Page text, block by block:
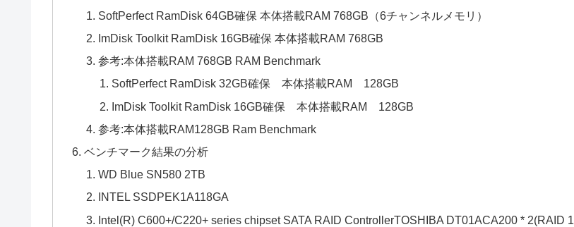
SoftPerfect RamDisk 64GB確保 本体搭載RAM 768GB（6チャンネルメモリ）
ImDisk Toolkit RamDisk 16GB確保 本体搭載RAM 768GB
参考:本体搭載RAM 768GB RAM Benchmark
SoftPerfect RamDisk 32GB確保 本体搭載RAM 128GB
ImDisk Toolkit RamDisk 16GB確保 本体搭載RAM 128GB
参考:本体搭載RAM128GB Ram Benchmark
ベンチマーク結果の分析
WD Blue SN580 2TB
INTEL SSDPEK1A118GA
Intel(R) C600+/C220+ series chipset SATA RAID ControllerTOSHIBA DT01ACA200 * 2(RAID 1